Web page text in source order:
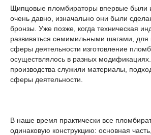
Щипцовые пломбираторы впервые были
очень давно, изначально они были
бронзы. Уже позже, когда техническая
развиваться семимильными шагами, для
сферы деятельности изготовление
осуществлялось в разных
производства служили материалы,
сферы деятельности.
В наше время практически все
одинаковую конструкцию: основная